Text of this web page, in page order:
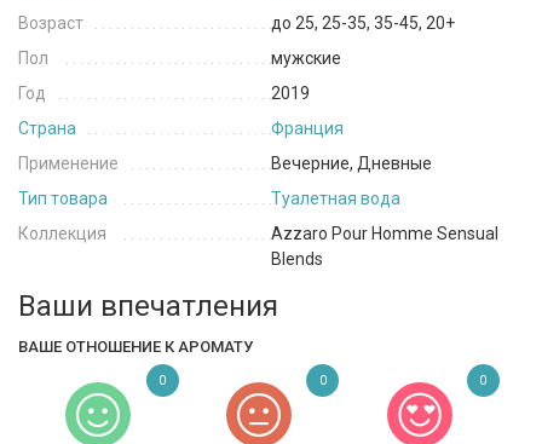
Возраст
до 25, 25-35, 35-45, 20+
Пол
мужские
Год
2019
Страна
Франция
Применение
Вечерние, Дневные
Тип товара
Туалетная вода
Коллекция
Azzaro Pour Homme Sensual
Blends
Ваши впечатления
ВАШЕ ОТНОШЕНИЕ К АРОМАТУ
0 0 0